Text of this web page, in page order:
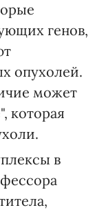
генов,
опухолей.
может
которая
в